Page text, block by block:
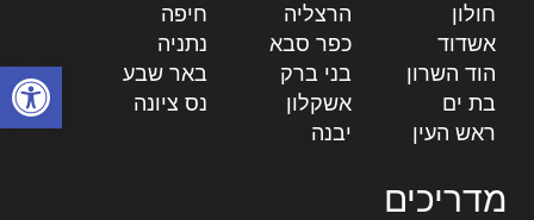
פתח
חולון
הרצליה חיפה
אשדוד
כפר סבא נתניה
הוד השרון
בני ברק באר שבע
בת ים
אשקלון נס ציונה
ראש העין
יבנה
מדריכים